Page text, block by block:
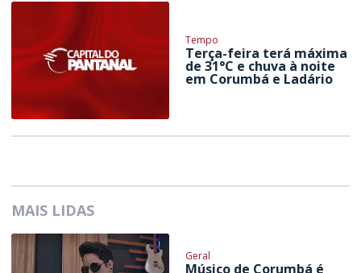
Tempo
Terça-feira terá máxima
de 31°C e chuva à noite
em Corumbá e Ladário
MAIS LIDAS
Geral
Músico de Corumbá é